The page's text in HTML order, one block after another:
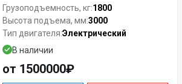
Грузоподъемность, кг:1800
Высота подъема, мм:3000
Тип двигателя:Электрический
В наличии
от 1500000₽